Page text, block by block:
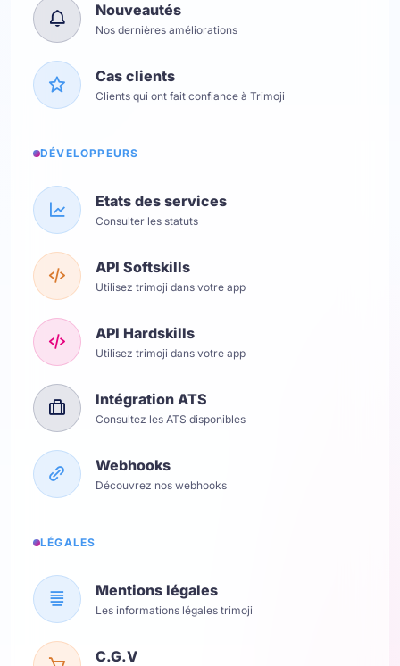
Nouveautés
Nos dernières améliorations
Cas clients
Clients qui ont fait confiance à Trimoji
DÉVELOPPEURS
Etats des services
Consulter les statuts
API Softskills
Utilisez trimoji dans votre app
API Hardskills
Utilisez trimoji dans votre app
Intégration ATS
Consultez les ATS disponibles
Webhooks
Découvrez nos webhooks
LÉGALES
Mentions légales
Les informations légales trimoji
C.G.V